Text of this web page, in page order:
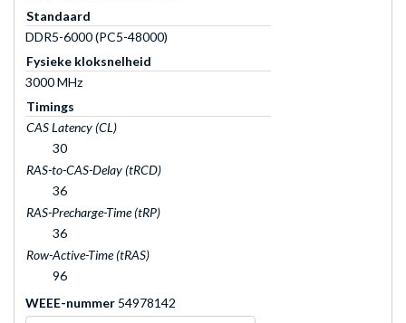
Standaard
DDR5-6000 (PC5-48000)
Fysieke kloksnelheid
3000 MHz
Timings
CAS Latency (CL)
30
RAS-to-CAS-Delay (tRCD)
36
RAS-Precharge-Time (tRP)
36
Row-Active-Time (tRAS)
96
WEEE-nummer 54978142